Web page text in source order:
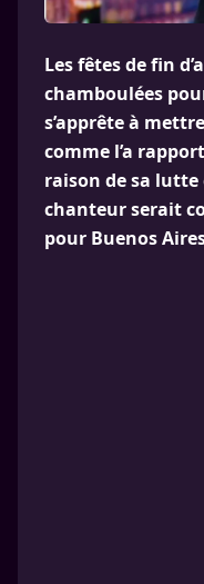
Les fêtes de fin
chamboulées
s’apprête à
comme l’a
raison de sa
chanteur serait
pour Buenos